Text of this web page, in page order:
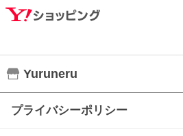
Yuruneru
プライバシーポリシー